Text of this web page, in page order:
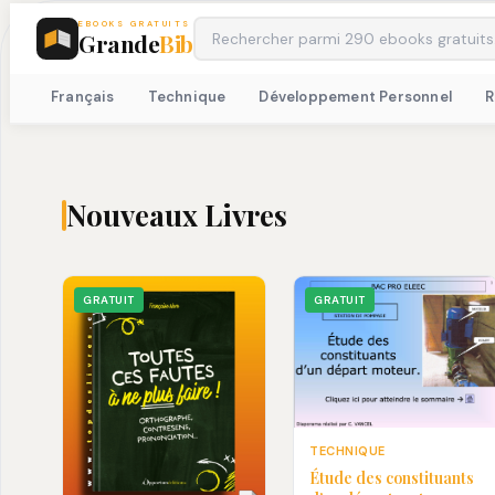
EBOOKS GRATUITS
GrandeBib
Français Technique Développement Personnel
Nouveaux Livres
GRATUIT GRATUIT
TECHNIQUE
Étude des constituants